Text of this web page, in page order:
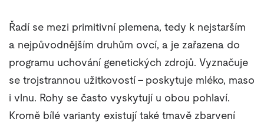
Řadí se mezi primitivní plemena, tedy k nejstarším
a nejpůvodnějším druhům ovcí, a je zařazena do
programu uchování genetických zdrojů. Vyznačuje
se trojstrannou užitkovostí – poskytuje mléko, maso
i vlnu. Rohy se často vyskytují u obou pohlaví.
Kromě bílé varianty existují také tmavě zbarvení